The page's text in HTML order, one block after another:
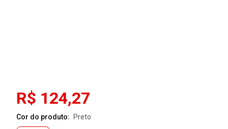
R$ 124,27
Cor do produto: preto